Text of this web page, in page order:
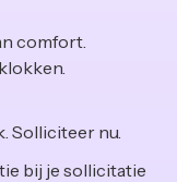
comfort.
Solliciteer nu.
bij je sollicitatie